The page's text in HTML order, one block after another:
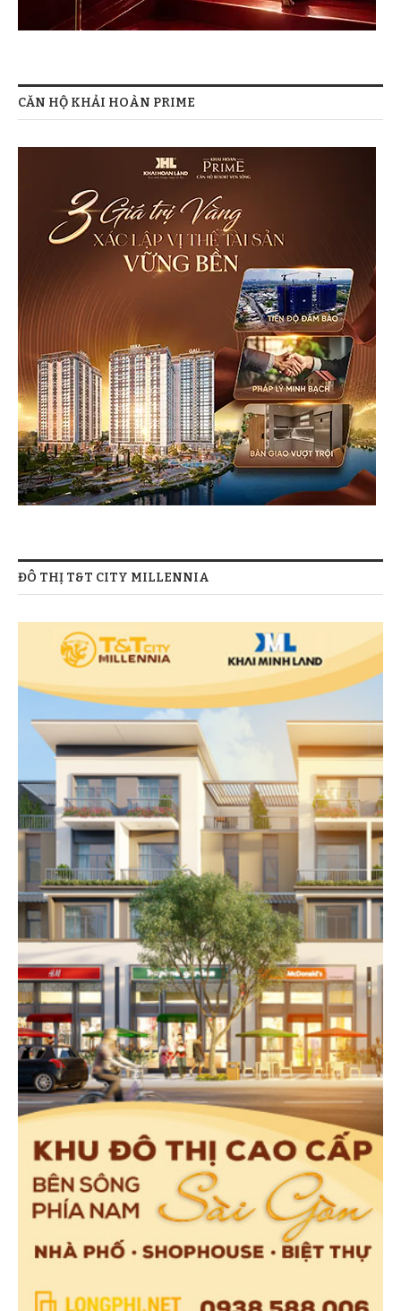
CĂN HỘ KHẢI HOÀN PRIME
ĐÔ THỊ T&T CITY MILLENNIA